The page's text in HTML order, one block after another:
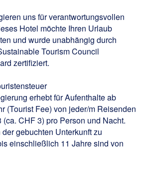
uns für verantwortungsvollen
Hotel möchte Ihren Urlaub
und wurde unabhängig durch
Tourism Council
zertifiziert.
erhebt für Aufenthalte ab
(Tourist Fee) von jeder/m Reisenden
CHF 3) pro Person und Nacht.
gebuchten Unterkunft zu
einschließlich 11 Jahre sind von